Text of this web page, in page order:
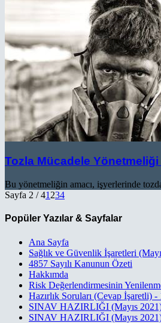
Tozla Mücadele Yönetmeliği
Bu yönetmeliğin amacı, işyerlerinde
Sayfa 2 / 41 234
Popüler Yazılar & Sayfalar
Ana Sayfa
Sağlık ve Güvenlik İşaretleri
4857 Sayılı Kanunun Özeti
Hakkımda
Risk Değerlendirmesinin
Hazırlık Soruları (Cevap İşaretli)
SINAV HAZIRLIĞI (Mayıs
SINAV HAZIRLIĞI (Mayıs